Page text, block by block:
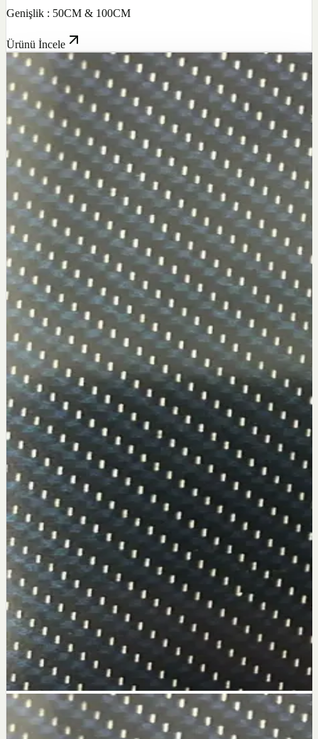
Genişlik : 50CM & 100CM
Ürünü İncele